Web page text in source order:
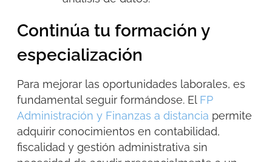
Continúa tu formación y
especialización
Para mejorar las oportunidades laborales, es
fundamental seguir formándose. El FP
Administración y Finanzas a distancia permite
adquirir conocimientos en contabilidad,
fiscalidad y gestión administrativa sin